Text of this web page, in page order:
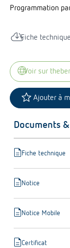
Programmation
cloud_downloadFiche technique
languagevoir sur
starAjouter à
Documents
descriptionFiche technique
descriptionNotice
descriptionNotice Mobile
descriptionCertificat